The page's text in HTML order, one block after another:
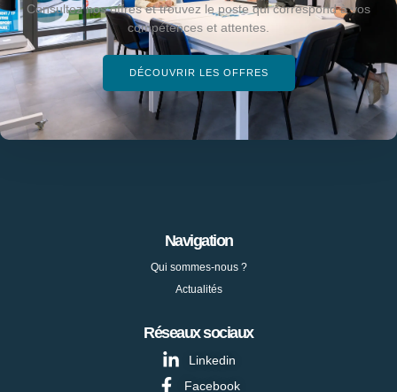
Consultez nos offres et trouvez le poste qui correspond à vos
compétences et attentes.
DÉCOUVRIR LES OFFRES
Navigation
Qui sommes-nous ?
Actualités
Réseaux sociaux
Linkedin
Facebook